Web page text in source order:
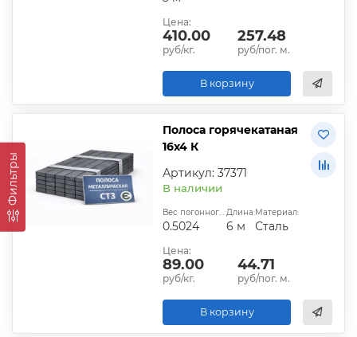
Фильтры
Цена:
410.00
руб/кг.
257.48
руб/пог. м.
В корзину
Полоса горячекатаная
16х4 К
Артикул: 37371
В наличии
Вес погонного метра, кг:
0.5024
Длина:
6 м
Материал:
Сталь
Цена:
89.00
руб/кг.
44.71
руб/пог. м.
В корзину